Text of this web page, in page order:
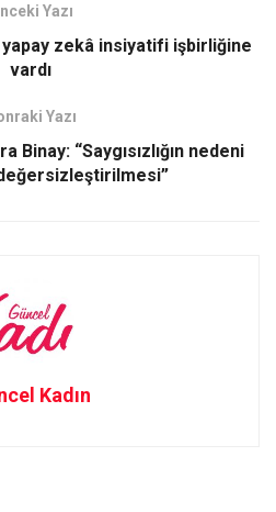
Yazı
yapay zekâ insiyatifi işbirliğine
vardı
Yazı
“Saygısızlığın nedeni
Kadın